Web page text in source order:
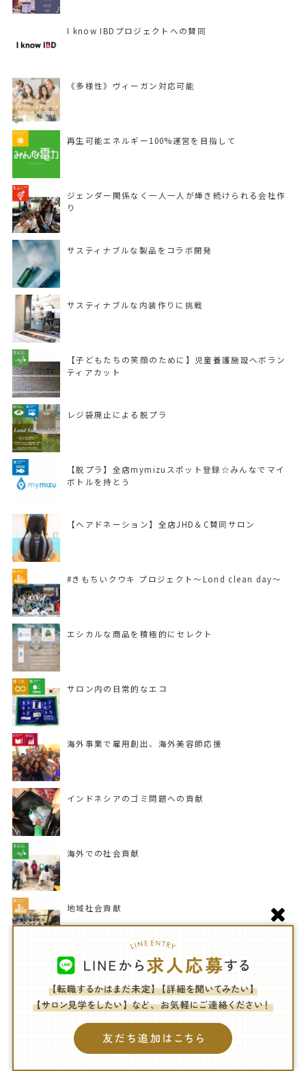
I know IBDプロジェクトへの賛同
《多様性》ヴィーガン対応可能
再生可能エネルギー100%運営を目指して
ジェンダー関係なく一人一人が輝き続けられる会社作
り
サスティナブルな製品をコラボ開発
サスティナブルな内装作りに挑戦
【子どもたちの笑顔のために】児童養護施設へボラン
ティアカット
レジ袋廃止による脱プラ
【脱プラ】全店mymizuスポット登録☆みんなでマイ
ボトルを持とう
【ヘアドネーション】全店JHD＆C賛同サロン
#きもちいクウキ プロジェクト〜Lond clean day〜
エシカルな商品を積極的にセレクト
サロン内の日常的なエコ
海外事業で雇用創出、海外美容師応援
インドネシアのゴミ問題への貢献
海外での社会貢献
地域社会貢献
ENTER THE Eコラボレーション